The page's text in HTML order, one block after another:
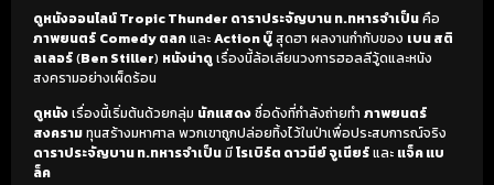
ดูหนังออนไลน์ Tropic Thunder ดาราประจัญบาน ท.ทหารจำเป็นคือ
ภาพยนตร์ Comedy ตลกและAction บู๊สุดฮา ผลงานกำกับของ เบน สติ
ลเลอร์(Ben Stiller) หนังน่าดูเรื่องนี้ล้อเลียนวงการฮอลลีวู้ดและหนัง
สงครามอย่างเผ็ดร้อน
ดูหนังเรื่องนี้เริ่มต้นด้วยกลุ่ม นักแสดงชื่อดังที่กำลังถ่ายทำ ภาพยนตร์
สงครามทุนสร้างมหาศาล พวกเขาถูกปล่อยทิ้งไว้ในป่าเพื่อประสบการณ์จริง
ดาราประจัญบาน ท.ทหารจำเป็นมีโรเบิร์ต ดาวนีย์ จูเนียร์และ แจ็ค แบ
ล็ค